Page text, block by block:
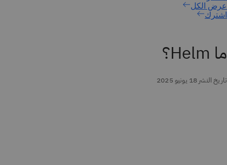
اشترك
ما Helm؟
تاريخ النشر 18 يونيو 2025